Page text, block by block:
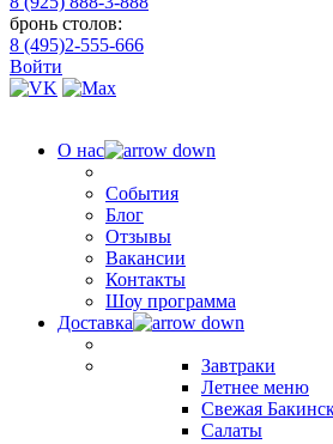
бронь столов:
8 (495)2-555-666
Войти
О нас
События
Блог
Отзывы
Вакансии
Контакты
Шоу программа
Доставка
Завтраки
Летнее меню
Свежая
Салаты